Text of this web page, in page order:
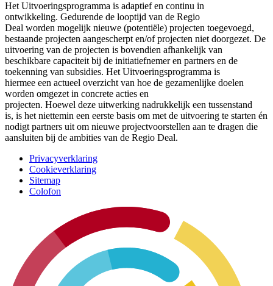
Het Uitvoeringsprogramma is adaptief en continu in
ontwikkeling. Gedurende de looptijd van de Regio
Deal worden mogelijk nieuwe (potentiële) projecten toegevoegd,
bestaande projecten aangescherpt en/of projecten niet doorgezet. De
uitvoering van de projecten is bovendien afhankelijk van
beschikbare capaciteit bij de initiatiefnemer en partners en de
toekenning van subsidies. Het Uitvoeringsprogramma is
hiermee een actueel overzicht van hoe de gezamenlijke doelen
worden omgezet in concrete acties en
projecten. Hoewel deze uitwerking nadrukkelijk een tussenstand
is, is het niettemin een eerste basis om met de uitvoering te starten én
nodigt partners uit om nieuwe projectvoorstellen aan te dragen die
aansluiten bij de ambities van de Regio Deal.
Privacyverklaring
Cookieverklaring
Sitemap
Colofon